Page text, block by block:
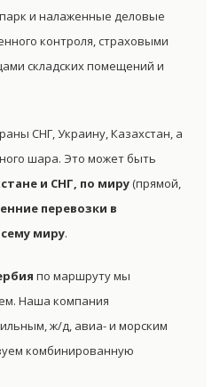
и налаженные деловые
контроля, страховыми
складских помещений и
СНГ, Украину, Казахстан, а
шара. Это может быть
и СНГ, по миру(прямой,
перевозки в
миру.
по маршруту мы
Наша компания
ж/д, авиа- и морским
комбинированную